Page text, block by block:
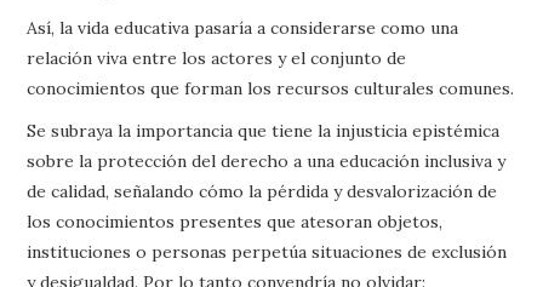
Así, la vida educativa pasaría a considerarse como una
relación viva entre los actores y el conjunto de
conocimientos que forman los recursos culturales comunes.
Se subraya la importancia que tiene la injusticia epistémica
sobre la protección del derecho a una educación inclusiva y
de calidad, señalando cómo la pérdida y desvalorización de
los conocimientos presentes que atesoran objetos,
instituciones o personas perpetúa situaciones de exclusión
y desigualdad. Por lo tanto convendría no olvidar: